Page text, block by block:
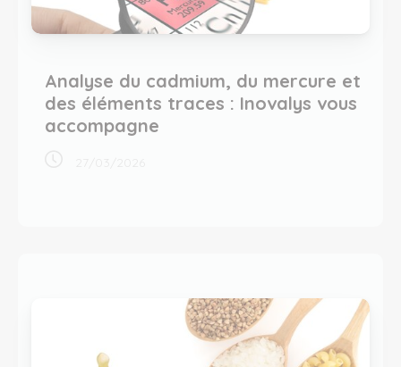
Analyse du cadmium, du mercure et
des éléments traces : Inovalys vous
accompagne